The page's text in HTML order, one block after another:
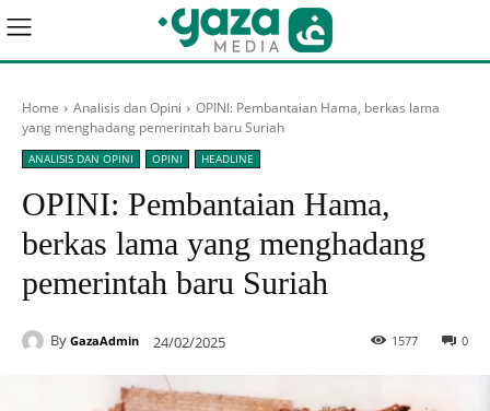
Home Analisis dan Opini
OPINI: Pembantaian Hama, berkas lama
yang menghadang pemerintah baru Suriah
ANALISIS DAN OPINI OPINI HEADLINE
OPINI: Pembantaian Hama,
berkas lama yang menghadang
pemerintah baru Suriah
By GazaAdmin 24/02/2025 0
1577